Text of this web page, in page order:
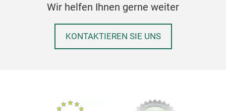
Wir helfen Ihnen gerne weiter
KONTAKTIEREN SIE UNS